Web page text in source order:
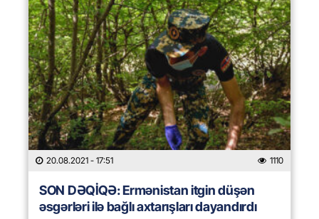
20.08.2021 - 17:51 1110
SON DƏQİQƏ: Ermənistan itgin düşən
əsgərləri ilə bağlı axtarışları dayandırdı